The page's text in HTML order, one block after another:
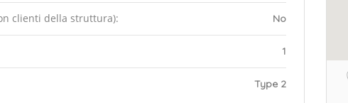
clienti della struttura): No
1
Type 2